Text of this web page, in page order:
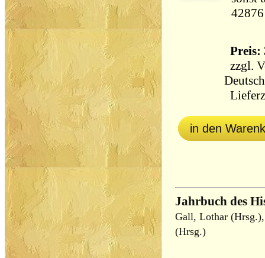
42876
Preis:
zzgl.
in den
Jahrbuch des
Gall, Lothar
(Hrsg.)